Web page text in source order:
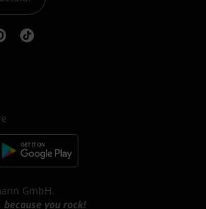
GmbH.
because you rock!